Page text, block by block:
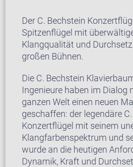
Der C. Bechstein
Spitzenflügel mit
Klangqualität und
großen Bühnen.
Die C. Bechstein
Ingenieure haben im Dialog
ganzen Welt einen neuen
geschaffen: der legendäre
Konzertflügel mit seinem
Klangfarbenspektrum und
wurde an die heutigen
Dynamik, Kraft und